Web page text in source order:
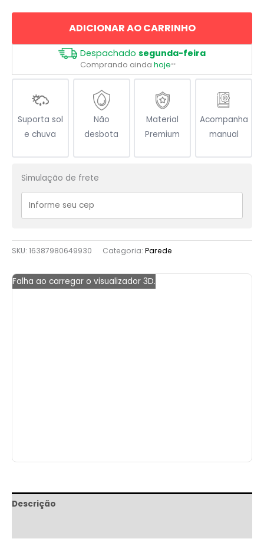
Espaço
ADICIONAR AO CARRINHO
Despachado segunda-feira
Comprando ainda hoje**
Suporta sol
e chuva
Não
desbota
Material
Premium
Acompanha
manual
Simulação de frete
SKU: 16387980649930 Categoria: Parede
Falha ao carregar o visualizador 3D.
Descrição